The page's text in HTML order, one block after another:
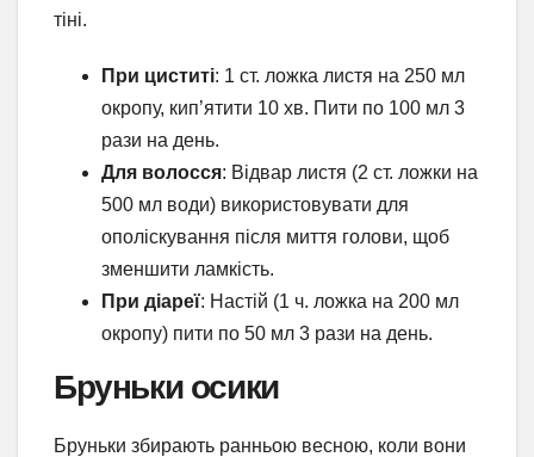
тіні.
При циститі: 1 ст. ложка листя на 250 мл
окропу, кип’ятити 10 хв. Пити по 100 мл 3
рази на день.
Для волосся: Відвар листя (2 ст. ложки на
500 мл води) використовувати для
ополіскування після миття голови, щоб
зменшити ламкість.
При діареї: Настій (1 ч. ложка на 200 мл
окропу) пити по 50 мл 3 рази на день.
Бруньки осики
Бруньки збирають ранньою весною, коли вони